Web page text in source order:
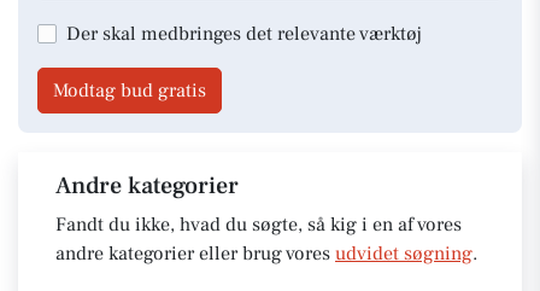
Der skal medbringes det relevante værktøj
Modtag bud gratis
Andre kategorier
Fandt du ikke, hvad du søgte, så kig i en af vores
andre kategorier eller brug vores udvidet søgning.